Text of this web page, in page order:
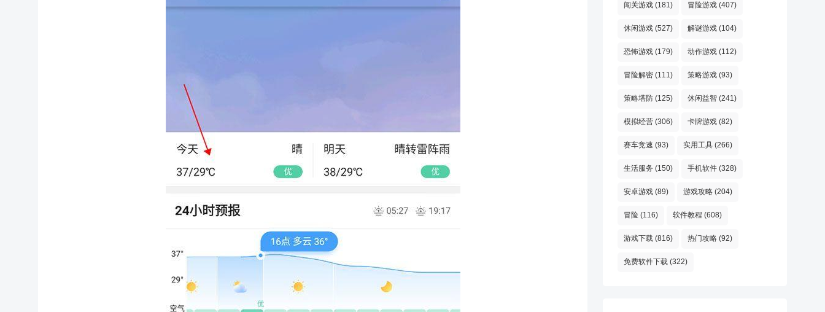
闯关游戏 (181) 冒险游戏 (407)
休闲游戏 (527) 解谜游戏 (104)
恐怖游戏 (179) 动作游戏 (112)
冒险解密 (111) 策略游戏 (93)
策略塔防 (125) 休闲益智 (241)
模拟经营 (306) 卡牌游戏 (82)
赛车竞速 (93) 实用工具 (266)
生活服务 (150) 手机软件 (328)
安卓游戏 (89) 游戏攻略 (204)
冒险 (116) 软件教程 (608)
游戏下载 (816) 热门攻略 (92)
免费软件下载 (322)